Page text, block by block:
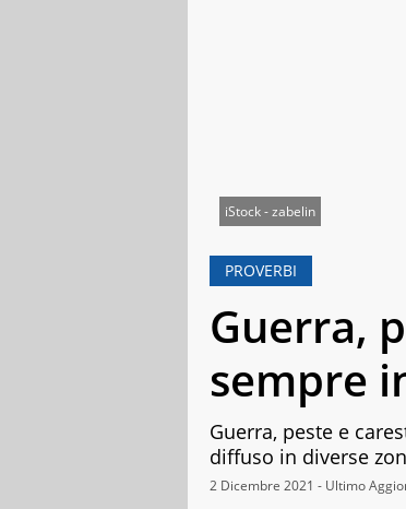
iStock - zabelin
PROVERBI
Guerra,
sempre
Guerra, peste e
diffuso in diverse
2 Dicembre 2021 - Ultimo